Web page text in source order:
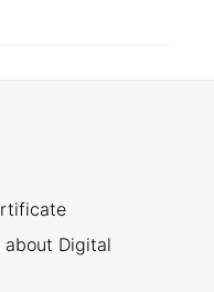
about Digital